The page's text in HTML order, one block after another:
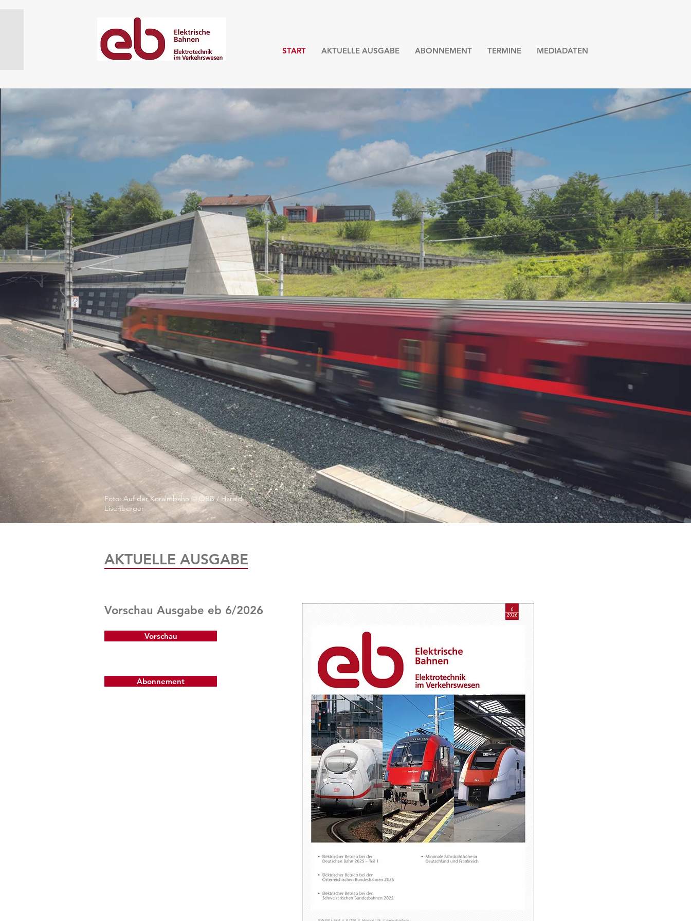
START AKTUELLE AUSGABE ABONNEMENT TERMINE MEDIADATEN
Foto: Auf der Koralmbahn © ÖBB / Harald
Eisenberger
AKTUELLE AUSGABE
Vorschau Ausgabe eb 6/2026
Vorschau
Abonnement